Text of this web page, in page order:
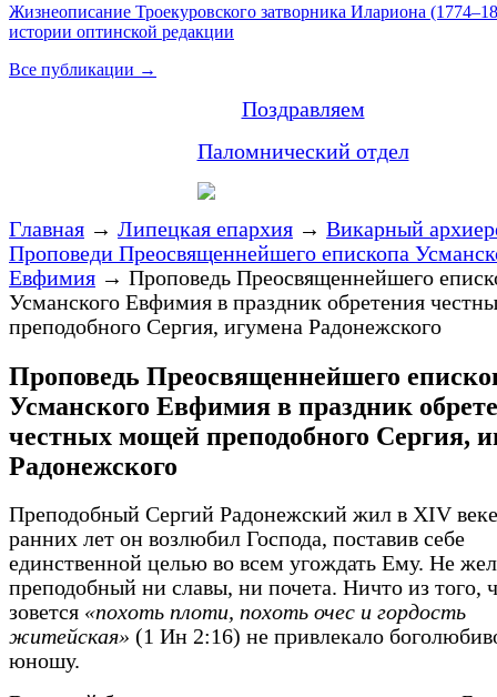
Жизнеописание Троекуровского затворника Илариона
истории оптинской редакции
Все публикации →
Поздравляем
Паломнический отдел
Главная → Липецкая епархия → Викарный
Проповеди Преосвященнейшего епископа
Евфимия → Проповедь Преосвященнейшего
Усманского Евфимия в праздник обретения
преподобного Сергия, игумена Радонежского
Проповедь Преосвященнейшего
Усманского Евфимия в праздник
честных мощей преподобного Сергия,
Радонежского
Преподобный Сергий Радонежский жил в XIV
ранних лет он возлюбил Господа, поставив себе
единственной целью во всем угождать Ему. Не
преподобный ни славы, ни почета. Ничто из того,
зовется «похоть плоти, похоть очес и гордость
житейская» (1 Ин 2:16) не привлекало
юношу.